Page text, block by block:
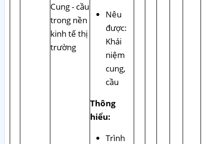
Cung - cầu
trong nền
kinh tế thị
trường
Nêu
được:
Khái
niệm
cung,
cầu
Thông
hiểu:
Trình